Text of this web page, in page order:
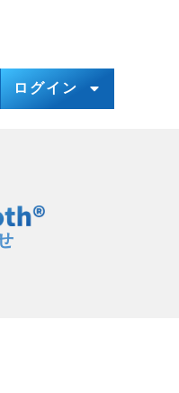
ログイン